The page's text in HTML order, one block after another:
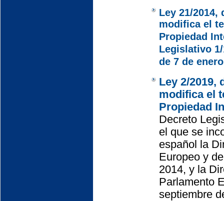
Ley 21/2014,
modifica el
Propiedad
Legislativo
de 7 de
Ley 2/2019,
modifica el
Propiedad
Decreto
el que se
español la
Europeo y
2014, y la
Parlamento
septiembre